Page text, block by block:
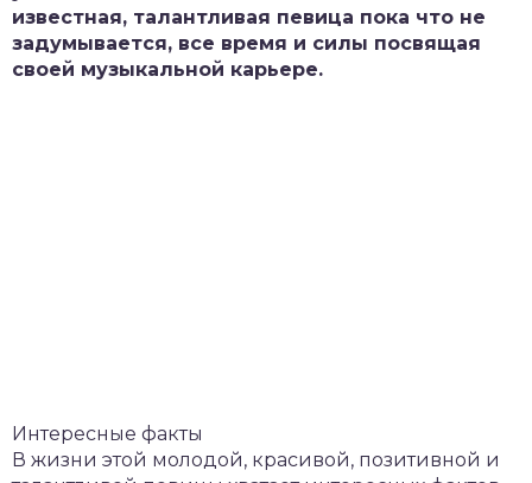
известная, талантливая певица пока что не
задумывается, все время и силы посвящая
своей музыкальной карьере.
Интересные факты
В жизни этой молодой, красивой, позитивной и